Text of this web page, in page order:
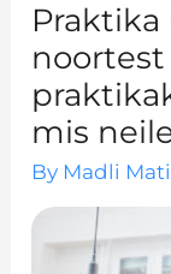
Praktika
noortest
mis
By Madli